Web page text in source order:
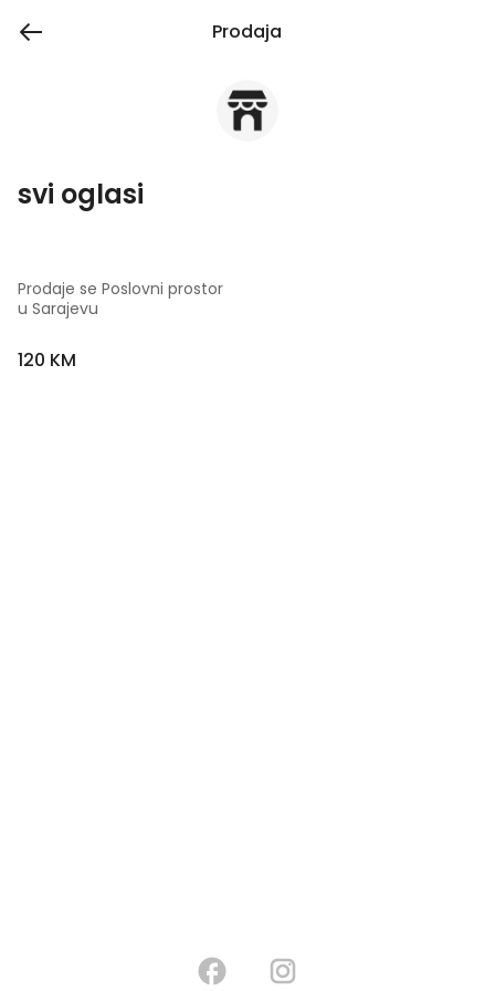
Prodaja
svi oglasi
Prodaje se Poslovni prostor
u Sarajevu
120 KM